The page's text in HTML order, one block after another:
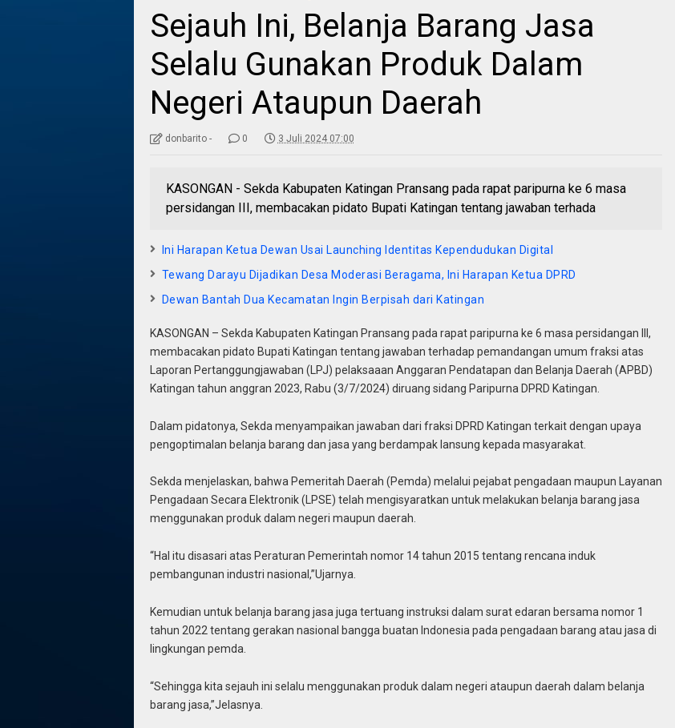
Sejauh Ini, Belanja Barang Jasa
Selalu Gunakan Produk Dalam
Negeri Ataupun Daerah
donbarito - 0 3 Juli 2024 07:00
KASONGAN - Sekda Kabupaten Katingan Pransang pada rapat paripurna ke 6 masa
persidangan III, membacakan pidato Bupati Katingan tentang jawaban terhada
Ini Harapan Ketua Dewan Usai Launching Identitas Kependudukan Digital
Tewang Darayu Dijadikan Desa Moderasi Beragama, Ini Harapan Ketua DPRD
Dewan Bantah Dua Kecamatan Ingin Berpisah dari Katingan
KASONGAN – Sekda Kabupaten Katingan Pransang pada rapat paripurna ke 6 masa persidangan III,
membacakan pidato Bupati Katingan tentang jawaban terhadap pemandangan umum fraksi atas
Laporan Pertanggungjawaban (LPJ) pelaksaaan Anggaran Pendatapan dan Belanja Daerah (APBD)
Katingan tahun anggran 2023, Rabu (3/7/2024) diruang sidang Paripurna DPRD Katingan.
Dalam pidatonya, Sekda menyampaikan jawaban dari fraksi DPRD Katingan terkait dengan upaya
pengoptimalan belanja barang dan jasa yang berdampak lansung kepada masyarakat.
Sekda menjelaskan, bahwa Pemeritah Daerah (Pemda) melalui pejabat pengadaan maupun Layanan
Pengadaan Secara Elektronik (LPSE) telah mengisyaratkan untuk melakukan belanja barang jasa
menggunakan produk dalam negeri maupun daerah.
“Hal itu disasari atas Peraturan Pemerintah nomor 14 tahun 2015 tentang rencana induk
pembangunan industri nasional,”Ujarnya.
Kemudian untuk belanja barang jasa juga tertuang instruksi dalam surat edaran bersama nomor 1
tahun 2022 tentang gerakan nasional bangga buatan Indonesia pada pengadaan barang atau jasa di
lingkungan pemda.
“Sehingga kita sejauh ini selalu menggunakan produk dalam negeri ataupun daerah dalam belanja
barang jasa,”Jelasnya.